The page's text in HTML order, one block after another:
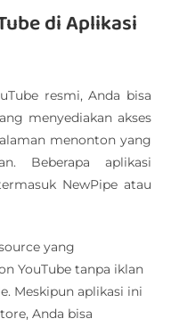
di Aplikasi
resmi, Anda bisa
menyediakan akses
menonton yang
Beberapa aplikasi
NewPipe atau
yang
YouTube tanpa iklan
Meskipun aplikasi ini
Anda bisa